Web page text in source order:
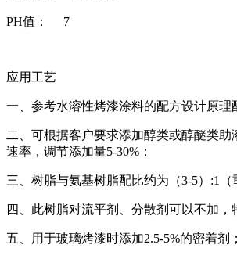
PH值： 7
应用工艺
一、参考水溶性烤漆涂料的配方设计原理
二、可根据客户要求添加醇类或醇醚类助
速率，调节添加量5-30%；
三、树脂与氨基树脂配比约为（3-5）:1（
四、此树脂对流平剂、分散剂可以不加，
五、用于玻璃烤漆时添加2.5-5%的密着剂；